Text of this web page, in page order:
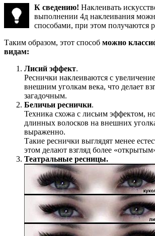
К сведению! Наклеивать
выполнении 4д наклеивания
способами, при этом получаются
Таким образом, этот способ можно
видам:
Лисий эффект.
Реснички наклеиваются с
внешним уголкам века, что делает
загадочным.
Беличьи реснички.
Техника схожа с лисьим эффектом,
длинных волосков на внешних
выраженно.
Такие реснички выглядят менее
этом делают взгляд более
Театральные ресницы.